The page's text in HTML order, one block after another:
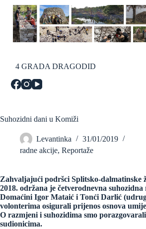
Skip
content
4 GRADA DRAGODID
Suhozidni dani u Komiži
Levantinka
31/01/2019
radne akcije, Reportaže
Zahvaljajući podršci Splitsko-dalmatinske
2018. održana je četverodnevna
Domaćini Igor Mataić i Tonći Darlić
volonterima osigurali prijenos osnova
O razmjeni i suhozidima smo
sudionicima.